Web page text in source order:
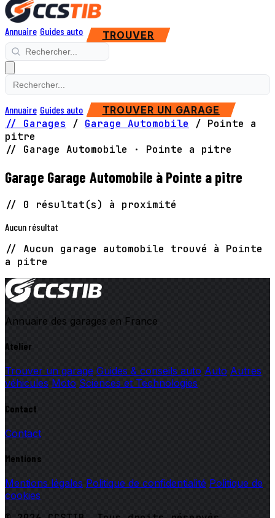
Annuaire Guides auto TROUVER
Annuaire Guides auto TROUVER UN GARAGE
// Garages / Garage Automobile / Pointe a
pitre
// Garage Automobile · Pointe a pitre
Garage Garage Automobile à Pointe a pitre
// 0 résultat(s) à proximité
Aucun résultat
// Aucun garage automobile trouvé à Pointe
a pitre
Annuaire des garages en France
Atelier
Trouver un garage Guides & conseils auto Auto Autres
véhicules Moto Sciences et Technologies
Contact
Contact
Mentions
Mentions légales Politique de confidentialité Politique de
cookies